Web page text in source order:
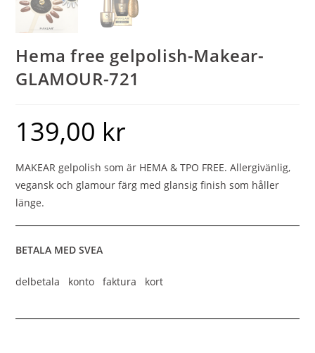
Hema free gelpolish-Makear-
GLAMOUR-721
139,00 kr
MAKEAR gelpolish som är HEMA & TPO FREE. Allergivänlig,
vegansk och glamour färg med glansig finish som håller
länge.
BETALA MED SVEA
delbetala konto faktura kort